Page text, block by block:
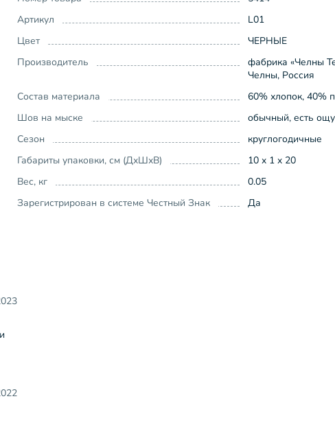
Артикул
L01
Цвет
ЧЕРНЫЕ
Производитель
фабрика «Челны
Челны, Россия
Состав материала
60% хлопок, 40%
Шов на мыске
обычный, есть
Сезон
круглогодичные
Габариты упаковки, см (ДхШхВ)
10 x 1 x 20
Вес, кг
0.05
Зарегистрирован в системе Честный Знак
Да